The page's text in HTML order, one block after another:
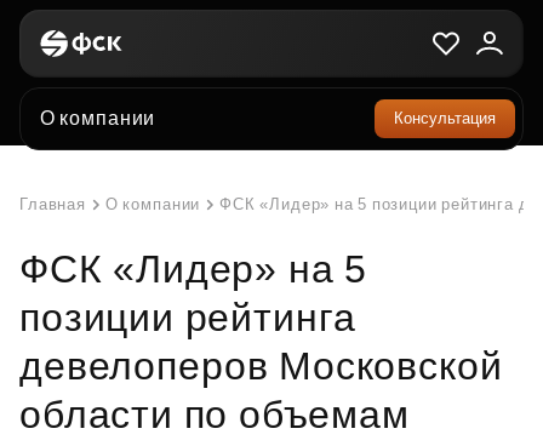
О компании Консультация
Главная О компании ФСК «Лидер» на 5 позиции рейтинга
ФСК «Лидер» на 5
позиции рейтинга
девелоперов Московской
области по объемам